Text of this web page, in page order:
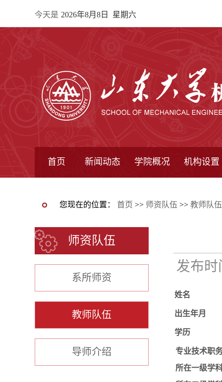
今天是 2026年8月8日 星期六
首页 新闻动态 学院概况 机构设置
您现在的位置： 首页 >> 师资队伍 >> 教师队伍
师资队伍
系所师资
教师队伍
导师介绍
发布
姓名
出生年月
学历
专业技术职
所在一级学